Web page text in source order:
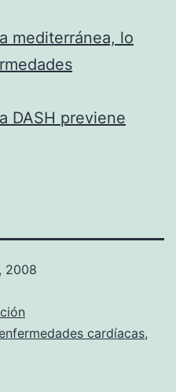
mediterránea, lo
DASH previene
2008
cardíacas,